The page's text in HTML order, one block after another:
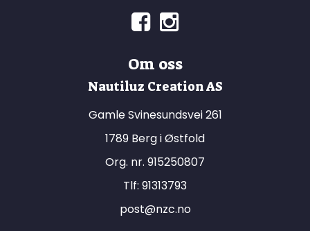
Om oss
Nautiluz Creation AS
Gamle Svinesundsvei 261
1789 Berg i Østfold
Org. nr. 915250807
Tlf: 91313793
post@nzc.no